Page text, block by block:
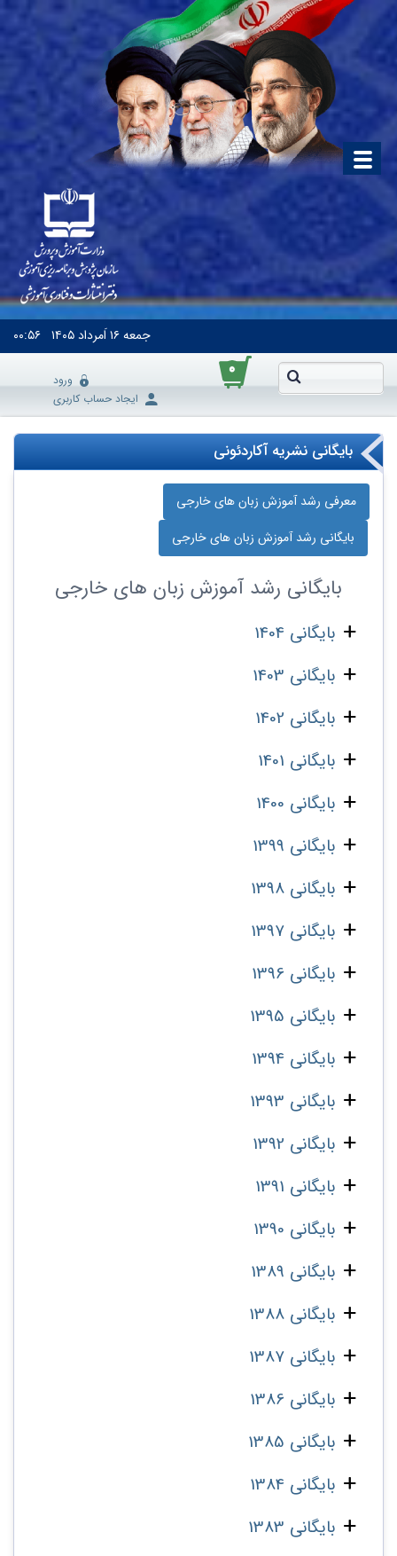
جمعه۱۶ اَمرداد ۱۴۰۵ ۰۰:۵۶
۰
ورود
ایجاد حساب کاربری
بایگانی نشریه آکاردئونی
معرفی رشد آموزش زبان‌ های خارجی
بایگانی رشد آموزش زبان‌ های خارجی
بایگانی رشد آموزش زبان‌ های خارجی
بایگانی 1404
بایگانی 1403
بایگانی 1402
بایگانی 1401
بایگانی 1400
بایگانی 1399
بایگانی 1398
بایگانی 1397
بایگانی 1396
بایگانی 1395
بایگانی 1394
بایگانی 1393
بایگانی 1392
بایگانی 1391
بایگانی 1390
بایگانی 1389
بایگانی 1388
بایگانی 1387
بایگانی 1386
بایگانی 1385
بایگانی 1384
بایگانی 1383